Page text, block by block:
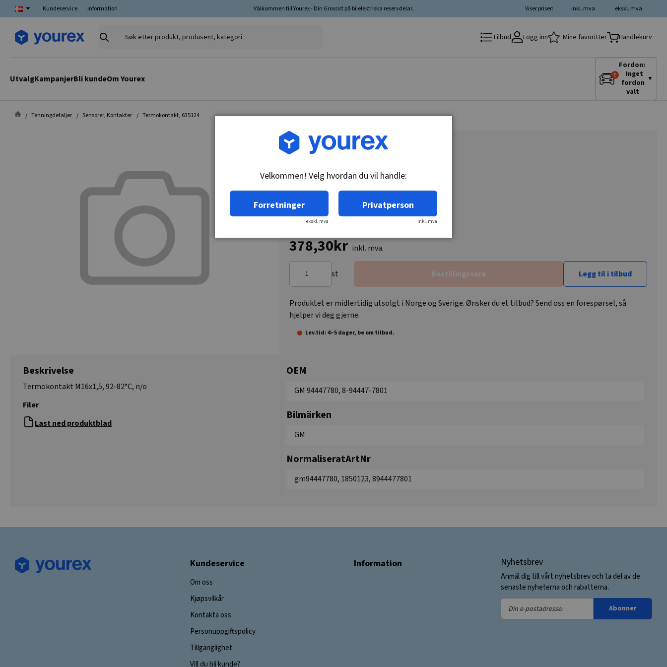
Kundeservice Information Välkommen till Yourex - Din Grossist på bilelektriska reservdelar. ekskl. mva
inkl. mva
Viser priser:
Søk
kategori
Tilbud Logg inn Mine favoritter Handlekurv
UtvalgKampanjerBli kundeOm Yourex
Fordon:
Inget
fordon
valt
▼
Tenningdetaljer Sensorer, Kontakter Termokontakt, 635124
Varenr.: 1850123
378,30kr inkl. mva.
st Bestillingsvare Legg til i tilbud
Produktet er midlertidig utsolgt i Norge og Sverige. Ønsker du et tilbud? Send oss en forespørsel, så
hjelper vi deg gjerne.
Lev.tid: 4–5 dager, be om tilbud.
Beskrivelse
Termokontakt M16x1,5, 92-82°C, n/o
Filer
Last ned produktblad
OEM
GM 94447780, 8-94447-7801
Bilmärken
GM
NormaliseratArtNr
gm94447780, 1850123, 8944477801
Kundeservice
Om oss
Kjøpsvilkår
Kontakta oss
Personuppgiftspolicy
Tillgänglighet
Vill du bli kunde?
Information Nyhetsbrev
Anmäl dig till vårt nyhetsbrev och ta del av de
senaste nyheterna och rabatterna.
Din
e-
Abonner
Velkommen! Velg hvordan du vil handle:
Forretninger
ekskl. mva
Privatperson
inkl. mva